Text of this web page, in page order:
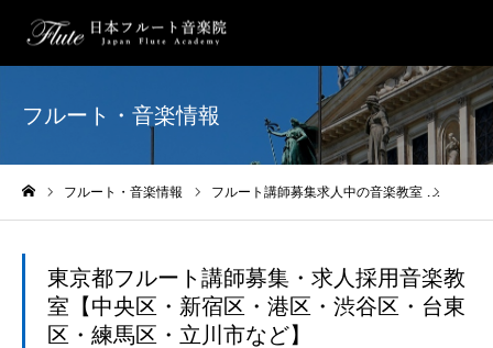
フルート・音楽情報
フルート・音楽情報 フルート講師募集求人中の音楽教室
東京都フルート講師募集・求人採用音楽教
室【中央区・新宿区・港区・渋谷区・台東
区・練馬区・立川市など】